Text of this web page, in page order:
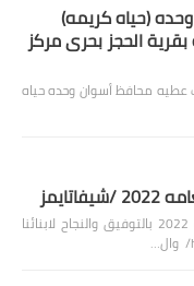
(حياه كريمه)
بقرية الحجز بحرى مركز
عطيه محافظ أسوان وحده حياه
ل معرفة نتيجة الثانويه العامه 2022 بالتوفيق والنجاح لابنائنا